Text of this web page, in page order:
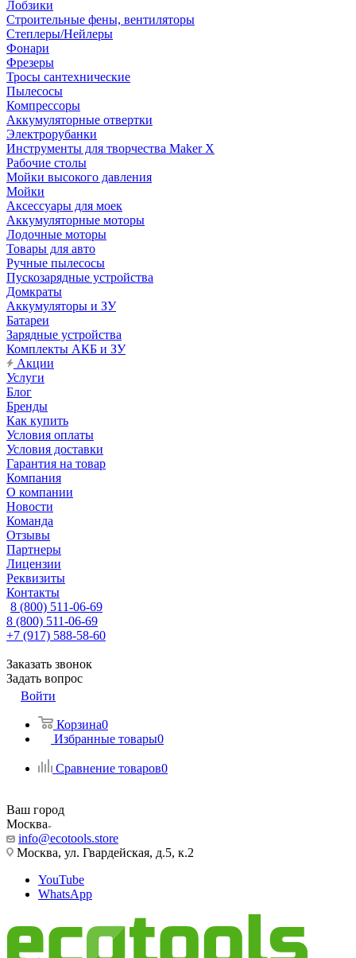
Лобзики
Строительные фены, вентиляторы
Степлеры/Нейлеры
Фонари
Фрезеры
Тросы сантехнические
Пылесосы
Компрессоры
Аккумуляторные отвертки
Электрорубанки
Инструменты для творчества Maker X
Рабочие столы
Мойки высокого давления
Мойки
Аксессуары для моек
Аккумуляторные моторы
Лодочные моторы
Товары для авто
Ручные пылесосы
Пускозарядные устройства
Домкраты
Аккумуляторы и ЗУ
Батареи
Зарядные устройства
Комплекты АКБ и ЗУ
Акции
Услуги
Блог
Бренды
Как купить
Условия оплаты
Условия доставки
Гарантия на товар
Компания
О компании
Новости
Команда
Отзывы
Партнеры
Лицензии
Реквизиты
Контакты
8 (800) 511-06-69
8 (800) 511-06-69
+7 (917) 588-58-60
Заказать звонок
Задать вопрос
Войти
Корзина0
Избранные товары0
Сравнение товаров0
Ваш город
Москва
info@ecotools.store
Москва, ул. Гвардейская, д.5, к.2
YouTube
WhatsApp